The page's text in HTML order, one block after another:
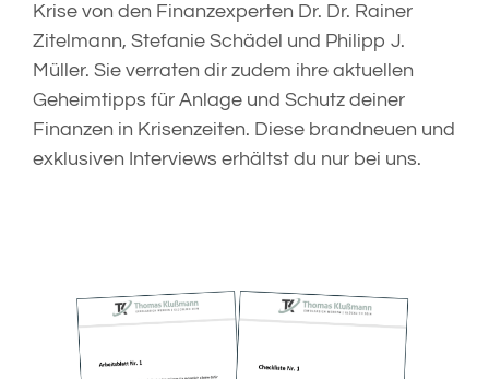
Krise von den Finanzexperten Dr. Dr. Rainer
Zitelmann, Stefanie Schädel und Philipp J.
Müller. Sie verraten dir zudem ihre aktuellen
Geheimtipps für Anlage und Schutz deiner
Finanzen in Krisenzeiten. Diese brandneuen und
exklusiven Interviews erhältst du nur bei uns.